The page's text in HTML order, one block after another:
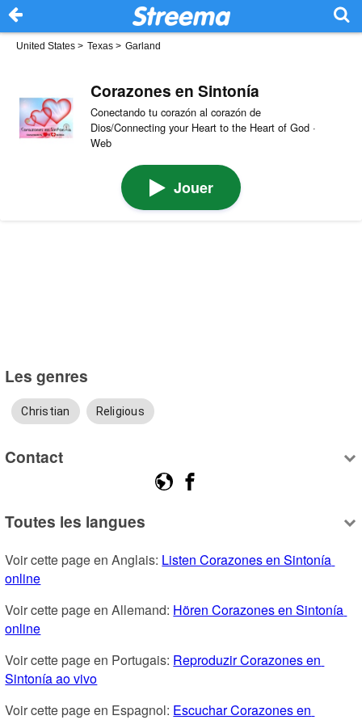
United States > Texas > Garland
Corazones en Sintonía
Conectando tu corazón al corazón de
Dios/Connecting your Heart to the Heart of God ·
Web
Jouer
Les genres
Christian Religious
Contact
Toutes les langues
Voir cette page en Anglais: Listen Corazones en Sintonía
online
Voir cette page en Allemand: Hören Corazones en Sintonía
online
Voir cette page en Portugais: Reproduzir Corazones en
Sintonía ao vivo
Voir cette page en Espagnol: Escuchar Corazones en